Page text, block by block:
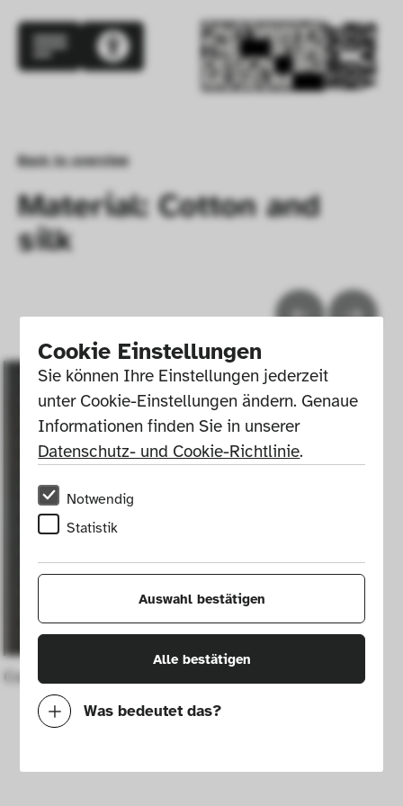
Cookie Einstellungen
Sie können Ihre Einstellungen jederzeit
unter Cookie-Einstellungen ändern. Genaue
Informationen finden Sie in unserer
Datenschutz- und Cookie-Richtlinie.
Notwendig
Statistik
Auswahl bestätigen
Alle bestätigen
Was bedeutet das?
Mit diesen Cookies können wir durch
Back to overview
Material: Cotton and
silk
Cover fabric